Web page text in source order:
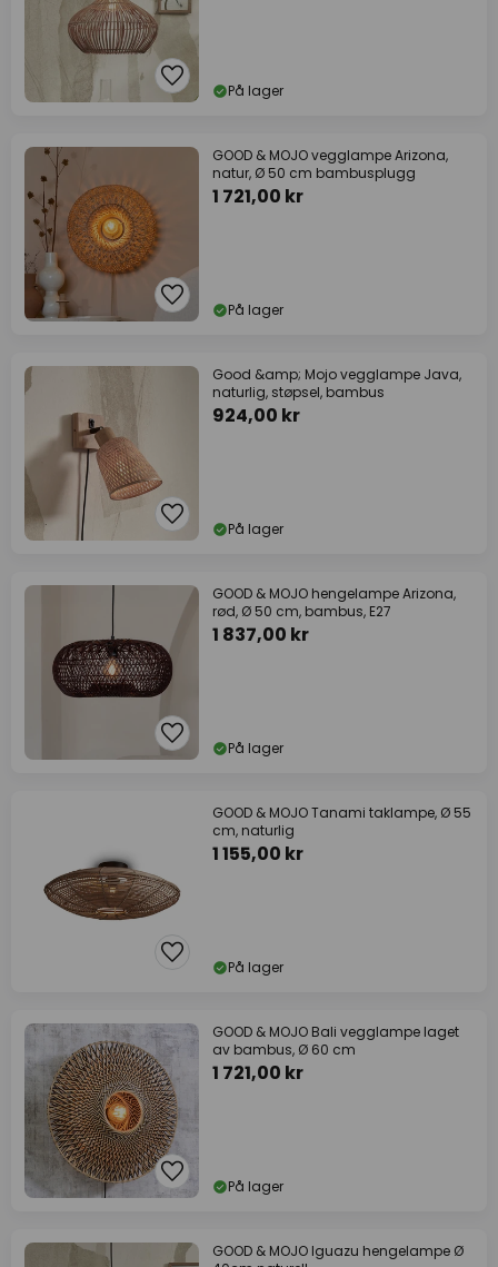
På lager
GOOD & MOJO vegglampe Arizona,
natur, Ø 50 cm bambusplugg
1 721,00 kr
På lager
Good &amp; Mojo vegglampe Java,
naturlig, støpsel, bambus
924,00 kr
På lager
GOOD & MOJO hengelampe Arizona,
rød, Ø 50 cm, bambus, E27
1 837,00 kr
På lager
GOOD & MOJO Tanami taklampe, Ø 55
cm, naturlig
1 155,00 kr
På lager
GOOD & MOJO Bali vegglampe laget
av bambus, Ø 60 cm
1 721,00 kr
På lager
GOOD & MOJO Iguazu hengelampe Ø